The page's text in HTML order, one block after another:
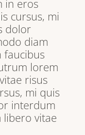
in eros
cursus, mi
dolor
diam
faucibus
lorem
risus
mi quis
interdum
libero vitae